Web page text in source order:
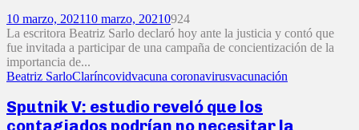
10 marzo, 202110 marzo, 20210924
La escritora Beatriz Sarlo declaró hoy ante la justicia y contó que
fue invitada a participar de una campaña de concientización de la
importancia de...
Beatriz SarloClaríncovidvacuna coronavirusvacunación
Sputnik V: estudio reveló que los
contagiados podrían no necesitar la